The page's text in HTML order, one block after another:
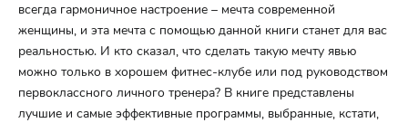
всегда гармоничное настроение – мечта современной
женщины, и эта мечта с помощью данной книги станет для вас
реальностью. И кто сказал, что сделать такую мечту явью
можно только в хорошем фитнес-клубе или под руководством
первоклассного личного тренера? В книге представлены
лучшие и самые эффективные программы, выбранные, кстати,